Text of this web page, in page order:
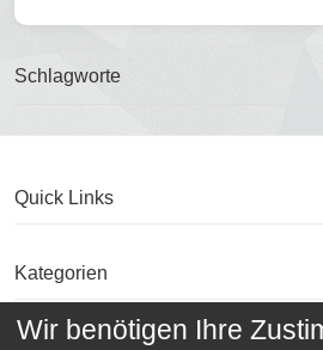
Schlagworte
Quick Links
Kategorien
Wir benötigen Ihre